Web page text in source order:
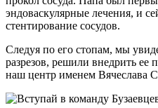
эндоваскулярные лечения, и
стентирование сосудов.
Следуя по его стопам, мы
разрезов, решили внедрить ее
наш центр именем Вячеслава